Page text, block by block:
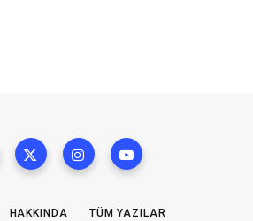
HAKKINDA TÜM YAZILAR